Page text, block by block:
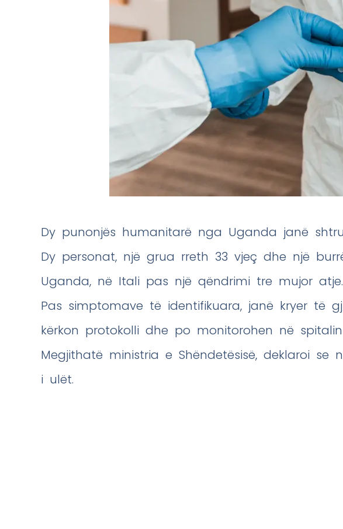
Dy punonjës humanitarë nga Uganda janë
Dy personat, një grua rreth 33 vjeç dhe një
Uganda, në Itali pas një qëndrimi tre mujor atje.
Pas simptomave të identifikuara, janë kryer të
kërkon protokolli dhe po monitorohen në
Megjithatë ministria e Shëndetësisë, deklaroi se
i ulët.